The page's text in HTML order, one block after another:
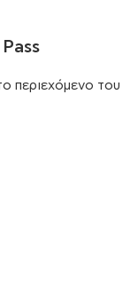
περιεχόμενο του